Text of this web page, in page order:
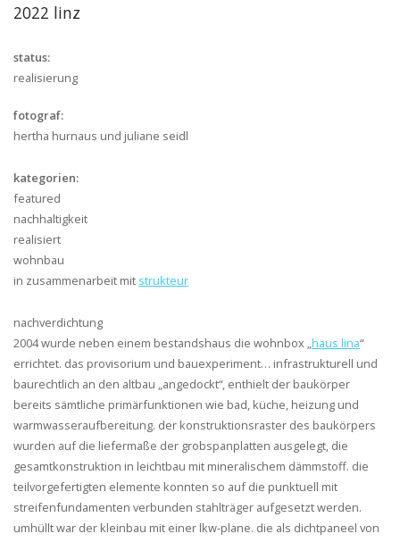
2022 linz
status:
realisierung
fotograf:
hertha hurnaus und juliane seidl
kategorien:
featured
nachhaltigkeit
realisiert
wohnbau
in zusammenarbeit mit strukteur
nachverdichtung
2004 wurde neben einem bestandshaus die wohnbox „haus lina“
errichtet. das provisorium und bauexperiment… infrastrukturell und
baurechtlich an den altbau „angedockt“, enthielt der baukörper
bereits sämtliche primärfunktionen wie bad, küche, heizung und
warmwasseraufbereitung. der konstruktionsraster des baukörpers
wurden auf die liefermaße der grobspanplatten ausgelegt, die
gesamtkonstruktion in leichtbau mit mineralischem dämmstoff. die
teilvorgefertigten elemente konnten so auf die punktuell mit
streifenfundamenten verbunden stahlträger aufgesetzt werden.
umhüllt war der kleinbau mit einer lkw-plane. die als dichtpaneel von